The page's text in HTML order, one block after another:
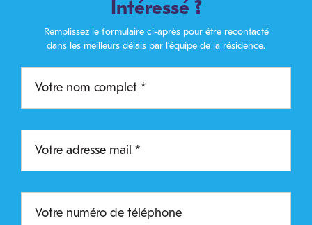
Intéressé ?
Remplissez le formulaire ci-après pour être recontacté
dans les meilleurs délais par l’équipe de la résidence.
nom
adresse
numéro